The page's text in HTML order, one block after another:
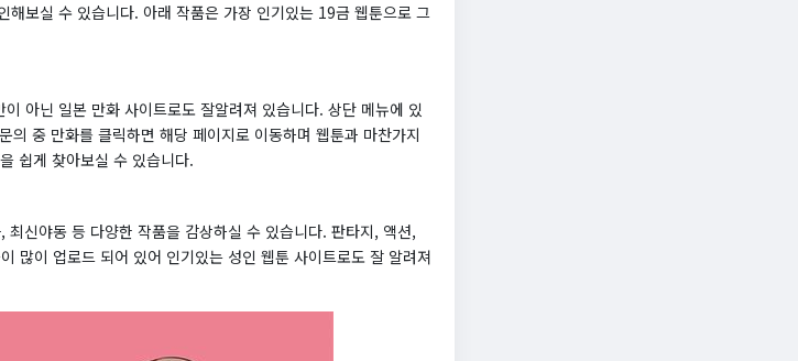
해보실 수 있습니다. 아래 작품은 가장 인기있는 19금 웹툰으로 그
아닌 일본 만화 사이트로도 잘알려져 있습니다. 상단 메뉴에 있
중 만화를 클릭하면 해당 페이지로 이동하며 웹툰과 마찬가지
쉽게 찾아보실 수 있습니다.
신야동 등 다양한 작품을 감상하실 수 있습니다. 판타지, 액션,
많이 업로드 되어 있어 인기있는 성인 웹툰 사이트로도 잘 알려져